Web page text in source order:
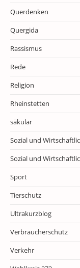
Querdenken
Quergida
Rassismus
Rede
Religion
Rheinstetten
säkular
Sozial und
Sozial und
Sport
Tierschutz
Ultrakurzblog
Verbraucherschutz
Verkehr